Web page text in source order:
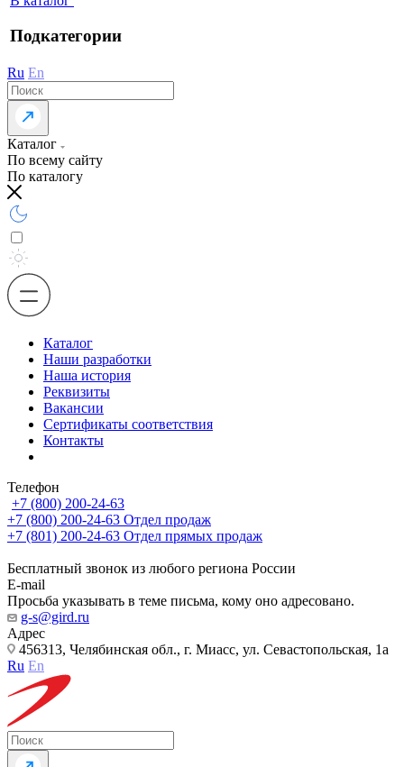
Подкатегории
Ru En
Каталог
По всему сайту
По каталогу
Каталог
Наши разработки
Наша история
Реквизиты
Вакансии
Сертификаты соответствия
Контакты
Телефон
+7 (800) 200-24-63
+7 (800) 200-24-63 Отдел продаж
+7 (801) 200-24-63 Отдел прямых продаж
Бесплатный звонок из любого региона России
E-mail
Просьба указывать в теме письма, кому оно адресовано.
g-s@gird.ru
Адрес
456313, Челябинская обл., г. Миасс, ул. Севастопольская, 1а
Ru En